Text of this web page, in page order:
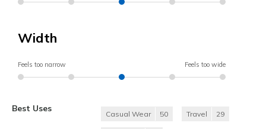
Width
Feels too narrow Feels too wide
Best Uses
Casual Wear 50 Travel 29